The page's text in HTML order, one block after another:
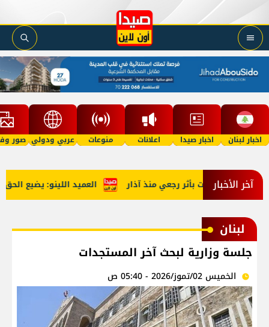
اخبار لبنان اخبار صيدا اعلانات منوعات عربي ودولي صور
آخر الأخبار العميد اللينو: يضيع الحق
لبنان
جلسة وزارية لبحث آخر المستجدات
الخميس 02/تموز/2026 - 05:40 ص